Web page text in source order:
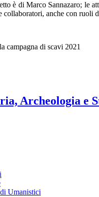
è di Marco Sannazaro; le
collaboratori, anche con ruoli
campagna di scavi 2021
Archeologia e
Umanistici